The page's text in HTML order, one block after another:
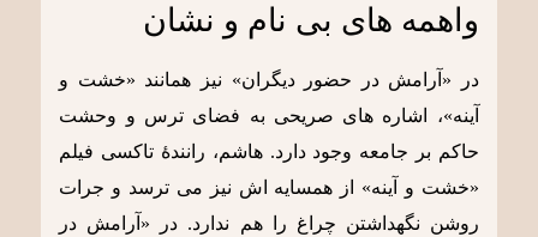
واهمه های بی نام و نشان
در «آرامش در حضور دیگران» نیز همانند «خشت و
آینه»، اشاره های صریحی به فضای ترس و وحشت
حاکم بر جامعه وجود دارد. هاشم، رانندۀ تاکسی فیلم
«خشت و آینه» از همسایه اش نیز می ترسد و جرات
روشن نگهداشتن چراغ را هم ندارد. در «آرامش در